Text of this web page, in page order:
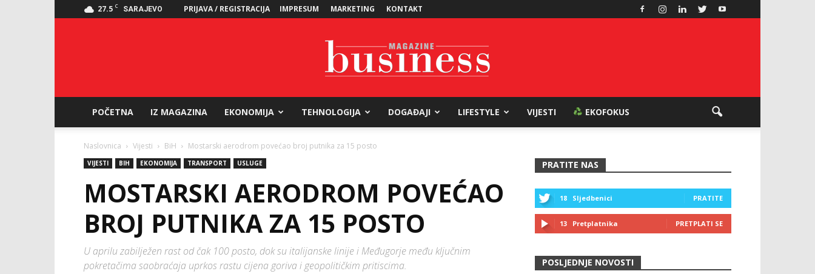
27.5 C SARAJEVO PRIJAVA / REGISTRACIJA IMPRESUM MARKETING KONTAKT
Magazine
POČETNA IZ MAGAZINA EKONOMIJA TEHNOLOGIJA DOGAĐAJI LIFESTYLE VIJESTI EKOFOKUS
Naslovnica Vijesti BiH Mostarski aerodrom povećao broj putnika za 15 posto
VIJESTI BIH EKONOMIJA TRANSPORT USLUGE
MOSTARSKI AERODROM POVEĆAO
BROJ PUTNIKA ZA 15 POSTO
U aprilu zabilježen rast od čak 100 posto, dok su italijanske linije i Međugorje među ključnim
pokretačima saobraćaja uprkos rastu cijena goriva i geopolitičkim pritiscima.
PRATITE NAS
18 Sljedbenici PRATITE
13 Pretplatnika PRETPLATI SE
POSLJEDNJE NOVOSTI